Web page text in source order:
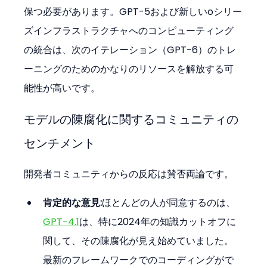
保つ必要があります。GPT-5および新しいoシリー
ズインフラストラクチャへのコンピューティング
の統合は、次のイテレーション（GPT-6）のトレ
ーニングのためのかなりのリソースを解放する可
能性が高いです。
モデルの陳腐化に関するコミュニティの
センチメント
開発者コミュニティからの反応は賛否両論です。
肯定的な意見:ほとんどの人が同意するのは、
GPT-4.1は、特に2024年の知識カットオフに
関して、その陳腐化が見え始めていました。
最新のフレームワークでのコーディングがで